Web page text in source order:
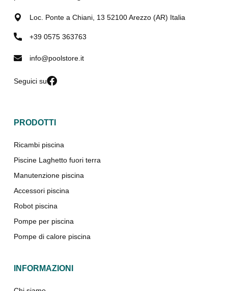
Loc. Ponte a Chiani, 13 52100 Arezzo (AR) Italia
+39 0575 363763
info@poolstore.it
Seguici su
PRODOTTI
Ricambi piscina
Piscine Laghetto fuori terra
Manutenzione piscina
Accessori piscina
Robot piscina
Pompe per piscina
Pompe di calore piscina
INFORMAZIONI